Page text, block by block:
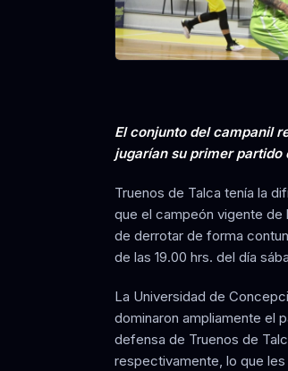
El conjunto del campanil
jugarían su primer partido
Truenos de Talca tenía la
que el campeón vigente de
de derrotar de forma
de las 19.00 hrs. del día
La Universidad de
dominaron ampliamente el
defensa de Truenos de
respectivamente, lo que